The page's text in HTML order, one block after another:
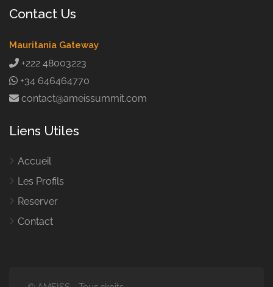
Contact Us
Mauritania Gateway
+222 48003223
+34 646464770
contact@ameissummit.com
Liens Utiles
Accueil
Les Profils
Reserver
Contact